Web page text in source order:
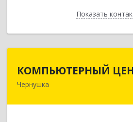
ПоказатьНазад
КОМПЬЮТЕРНЫЙ
Чернушка